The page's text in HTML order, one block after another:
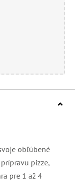
obľúbené
pizze,
pre 1 až 4